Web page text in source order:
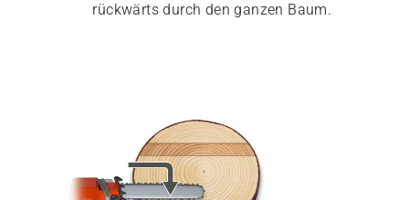
rückwärts durch den ganzen Baum.